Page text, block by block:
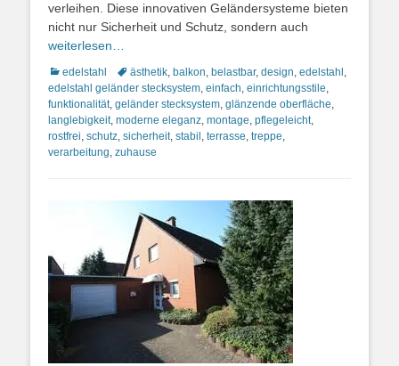
verleihen. Diese innovativen Geländersysteme bieten
nicht nur Sicherheit und Schutz, sondern auch
weiterlesen…
Kategorien
edelstahl Schlagworte
ästhetik, balkon, belastbar, design, edelstahl ,
edelstahl geländer stecksystem, einfach, einrichtungsstile,
funktionalität, geländer stecksystem, glänzende oberfläche,
langlebigkeit, moderne eleganz, montage, pflegeleicht,
rostfrei, schutz, sicherheit, stabil , terrasse, treppe,
verarbeitung, zuhause